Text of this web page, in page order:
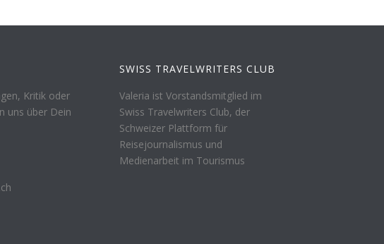
Kritik oder
uns über Dein
SWISS TRAVELWRITERS CLUB
Valeria ist Vorstandsmitglied im
Swiss Travelwriters Club, der
Schweizer Plattform für
Reisejournalismus und
Medienarbeit im Tourismus